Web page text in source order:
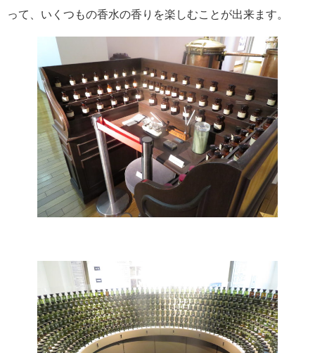
って、いくつもの香水の香りを楽しむことが出来ます。